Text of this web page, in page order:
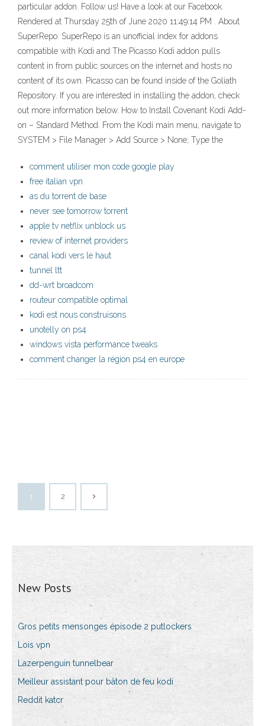
particular addon. Follow us! Have a look at our Facebook.
Rendered at Thursday 25th of June 2020 11:49:14 PM . About
SuperRepo. SuperRepo is an unofficial index for addons
compatible with Kodi and The Picasso Kodi addon pulls
content in from public sources on the internet and hosts no
content of its own. Picasso can be found inside of the Goliath
Repository. If you are interested in installing the addon, check
out more information below. How to Install Covenant Kodi Add-
on – Standard Method. From the Kodi main menu, navigate to
SYSTEM > File Manager > Add Source > None; Type the
comment utiliser mon code google play
free italian vpn
as du torrent de base
never see tomorrow torrent
apple tv netflix unblock us
review of internet providers
canal kodi vers le haut
tunnel ltt
dd-wrt broadcom
routeur compatible optimal
kodi est nous construisons
unotelly on ps4
windows vista performance tweaks
comment changer la région ps4 en europe
1 2
New Posts
Gros petits mensonges épisode 2 putlockers
Lois vpn
Lazerpenguin tunnelbear
Meilleur assistant pour bâton de feu kodi
Reddit katcr